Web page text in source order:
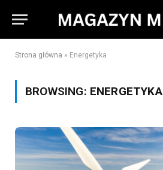
Strona główna » Energetyka
BROWSING: ENERGETYKA